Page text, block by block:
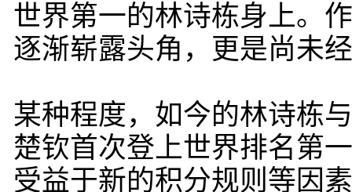
世界第一的林诗栋身上。
逐渐崭露头角，更是尚未
某种程度，如今的林诗栋
楚钦首次登上世界排名第
受益于新的积分规则等因